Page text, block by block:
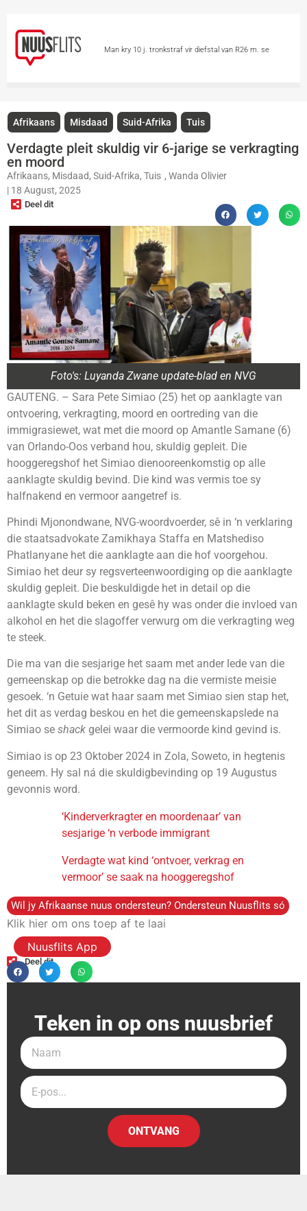
Man kry 10 j. tronkstraf vir diefstal van R26 m. se
Afrikaans Misdaad Suid-Afrika Tuis
Verdagte pleit skuldig vir 6-jarige se verkragting
en moord
Afrikaans, Misdaad, Suid-Afrika, Tuis , Wanda Olivier
| 18 August, 2025
Deel dit
Foto's: Luyanda Zwane update-blad en NVG
GAUTENG. – Sara Pete Simiao (25) het op aanklagte van
ontvoering, verkragting, moord en oortreding van die
immigrasiewet, wat met die moord op Amantle Samane (6)
van Orlando-Oos verband hou, skuldig gepleit. Die
hooggeregshof het Simiao dienooreenkomstig op alle
aanklagte skuldig bevind. Die kind was vermis toe sy
halfnakend en vermoor aangetref is.
Phindi Mjonondwane, NVG-woordvoerder, sê in ‘n verklaring
die staatsadvokate Zamikhaya Staffa en Matshediso
Phatlanyane het die aanklagte aan die hof voorgehou.
Simiao het deur sy regsverteenwoordiging op die aanklagte
skuldig gepleit. Die beskuldigde het in detail op die
aanklagte skuld beken en gesê hy was onder die invloed van
alkohol en het die slagoffer verwurg om die verkragting weg
te steek.
Die ma van die sesjarige het saam met ander lede van die
gemeenskap op die betrokke dag na die vermiste meisie
gesoek. ‘n Getuie wat haar saam met Simiao sien stap het,
het dit as verdag beskou en het die gemeenskapslede na
Simiao se shack gelei waar die vermoorde kind gevind is.
Simiao is op 23 Oktober 2024 in Zola, Soweto, in hegtenis
geneem. Hy sal ná die skuldigbevinding op 19 Augustus
gevonnis word.
‘Kinderverkragter en moordenaar’ van
sesjarige ‘n verbode immigrant
Verdagte wat kind ‘ontvoer, verkrag en
vermoor’ se saak na hooggeregshof
Wil jy Afrikaanse nuus ondersteun? Ondersteun Nuusflits só
Klik hier om ons toep af te laai
Nuusflits App
Deel dit
Teken in op ons nuusbrief
ONTVANG